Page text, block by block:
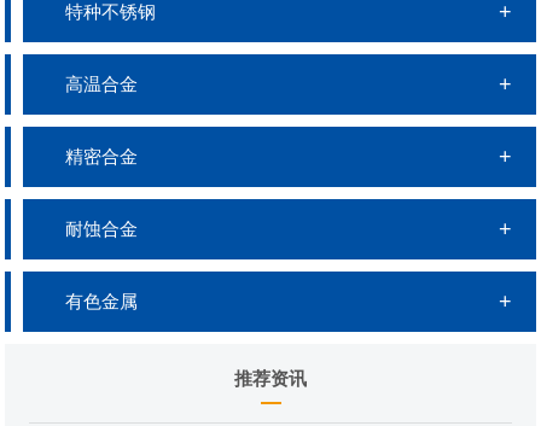
特种不锈钢
高温合金
精密合金
耐蚀合金
有色金属
推荐资讯